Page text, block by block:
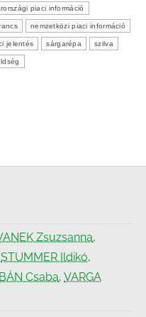
piaci információ
nemzetközi piaci információ
jelentés sárgarépa szilva
Zsuzsanna,
STUMMER Ildikó,
Csaba, VARGA